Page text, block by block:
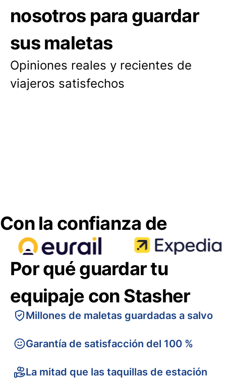
nosotros para guardar
sus maletas
Opiniones reales y recientes de
viajeros satisfechos
Con la confianza de
Por qué guardar tu
equipaje con Stasher
Millones de maletas guardadas a salvo
Garantía de satisfacción del 100 %
La mitad que las taquillas de estación